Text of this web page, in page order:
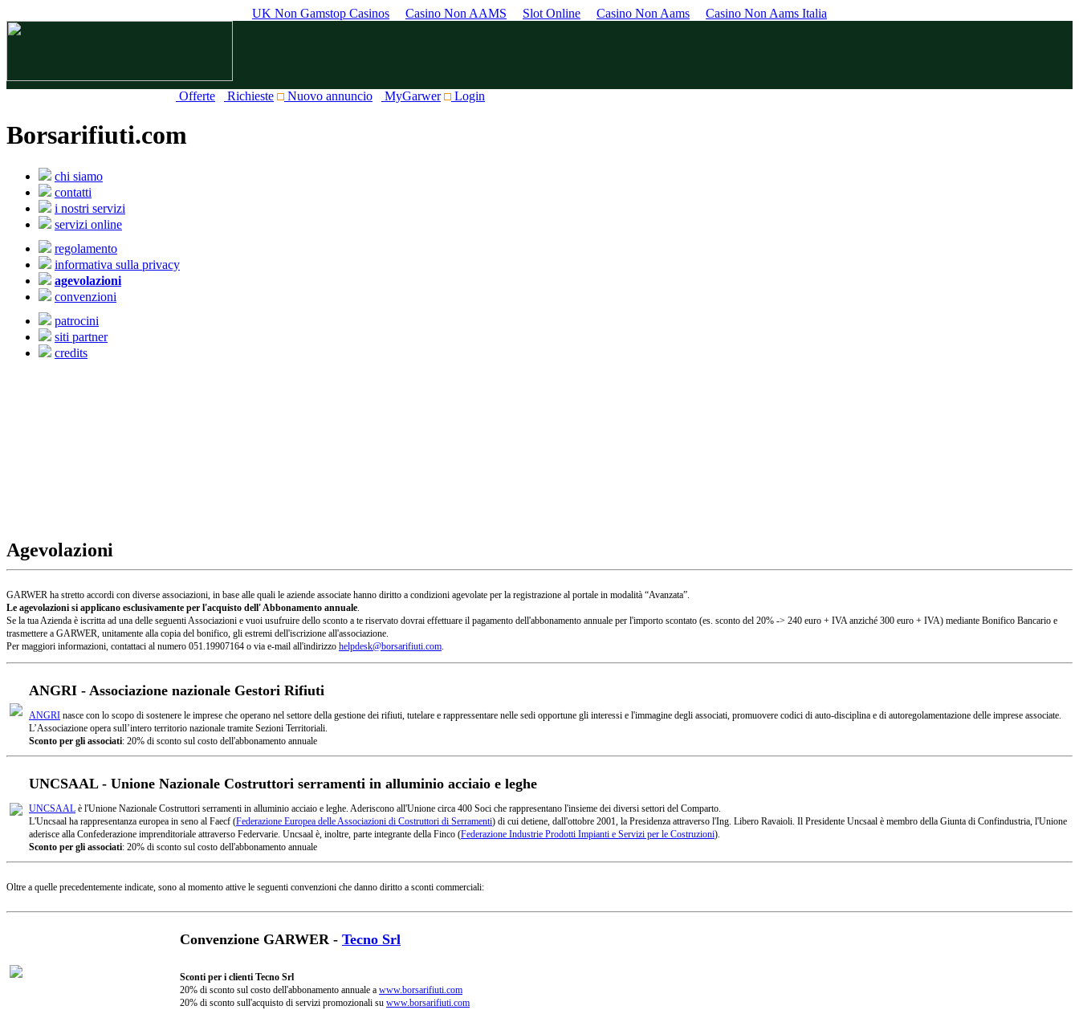
UK Non Gamstop Casinos Casino Non AAMS Slot Online Casino Non Aams Casino Non Aams Italia
Offerte Richieste Nuovo annuncio MyGarwer Login
Borsarifiuti.com
chi siamo
contatti
i nostri servizi
servizi online
regolamento
informativa sulla privacy
agevolazioni
convenzioni
patrocini
siti partner
credits
Agevolazioni
GARWER ha stretto accordi con diverse associazioni, in base alle quali le aziende associate hanno diritto a condizioni agevolate per la registrazione al portale in modalità “Avanzata”.
Le agevolazioni si applicano esclusivamente per l'acquisto dell' Abbonamento annuale.
Se la tua Azienda è iscritta ad una delle seguenti Associazioni e vuoi usufruire dello sconto a te riservato dovrai effettuare il pagamento dell'abbonamento annuale per l'importo scontato (es. sconto del 20% -> 240 euro + IVA anziché 300 euro + IVA) mediante Bonifico Bancario e
trasmettere a GARWER, unitamente alla copia del bonifico, gli estremi dell'iscrizione all'associazione.
Per maggiori informazioni, contattaci al numero 051.19907164 o via e-mail all'indirizzo helpdesk@borsarifiuti.com.
ANGRI - Associazione nazionale Gestori Rifiuti
ANGRI nasce con lo scopo di sostenere le imprese che operano nel settore della gestione dei rifiuti, tutelare e rappressentare nelle sedi opportune gli interessi e l'immagine degli associati, promuovere codici di auto-disciplina e di autoregolamentazione delle imprese associate.
L’Associazione opera sull’intero territorio nazionale tramite Sezioni Territoriali.
Sconto per gli associati: 20% di sconto sul costo dell'abbonamento annuale
UNCSAAL - Unione Nazionale Costruttori serramenti in alluminio acciaio e leghe
UNCSAAL è l'Unione Nazionale Costruttori serramenti in alluminio acciaio e leghe. Aderiscono all'Unione circa 400 Soci che rappresentano l'insieme dei diversi settori del Comparto.
L'Uncsaal ha rappresentanza europea in seno al Faecf (Federazione Europea delle Associazioni di Costruttori di Serramenti) di cui detiene, dall'ottobre 2001, la Presidenza attraverso l'Ing. Libero Ravaioli. Il Presidente Uncsaal è membro della Giunta di Confindustria, l'Unione
aderisce alla Confederazione imprenditoriale attraverso Federvarie. Uncsaal è, inoltre, parte integrante della Finco (Federazione Industrie Prodotti Impianti e Servizi per le Costruzioni).
Sconto per gli associati: 20% di sconto sul costo dell'abbonamento annuale
Oltre a quelle precedentemente indicate, sono al momento attive le seguenti convenzioni che danno diritto a sconti commerciali:
Convenzione GARWER - Tecno Srl
Sconti per i clienti Tecno Srl
20% di sconto sul costo dell'abbonamento annuale a www.borsarifiuti.com
20% di sconto sull'acquisto di servizi promozionali su www.borsarifiuti.com